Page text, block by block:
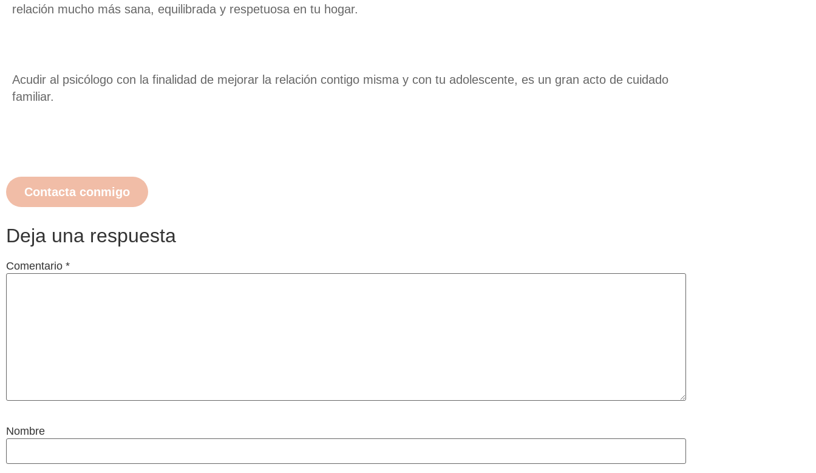
relación mucho más sana, equilibrada y respetuosa en tu hogar.
Acudir al psicólogo con la finalidad de mejorar la relación contigo misma y con tu adolescente, es un gran acto de cuidado
familiar.
Contacta conmigo
Deja una respuesta
Comentario *
Nombre